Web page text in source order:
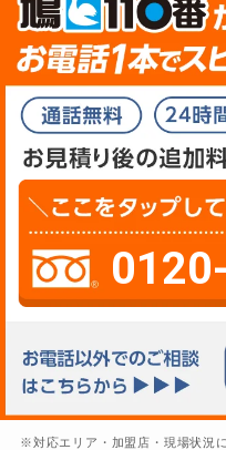
※対応エリア・加盟店・現場状況